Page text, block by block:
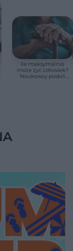
Ile maksymalnie
może żyć człowiek?
Naukowcy podali